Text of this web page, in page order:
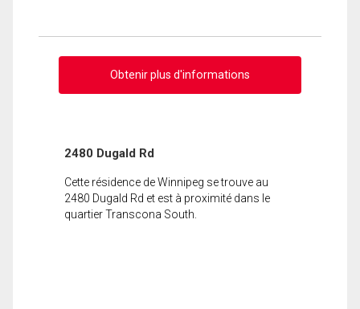
Obtenir plus d'informations
2480 Dugald Rd
Cette résidence de Winnipeg se trouve au
2480 Dugald Rd et est à proximité dans le
quartier Transcona South.